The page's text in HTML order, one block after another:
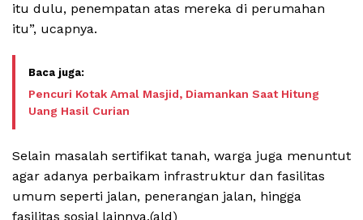
itu dulu, penempatan atas mereka di perumahan
itu”, ucapnya.
Pencuri Kotak Amal Masjid, Diamankan Saat Hitung
Uang Hasil Curian
Selain masalah sertifikat tanah, warga juga menuntut
agar adanya perbaikam infrastruktur dan fasilitas
umum seperti jalan, penerangan jalan, hingga
fasilitas sosial lainnya.(ald)